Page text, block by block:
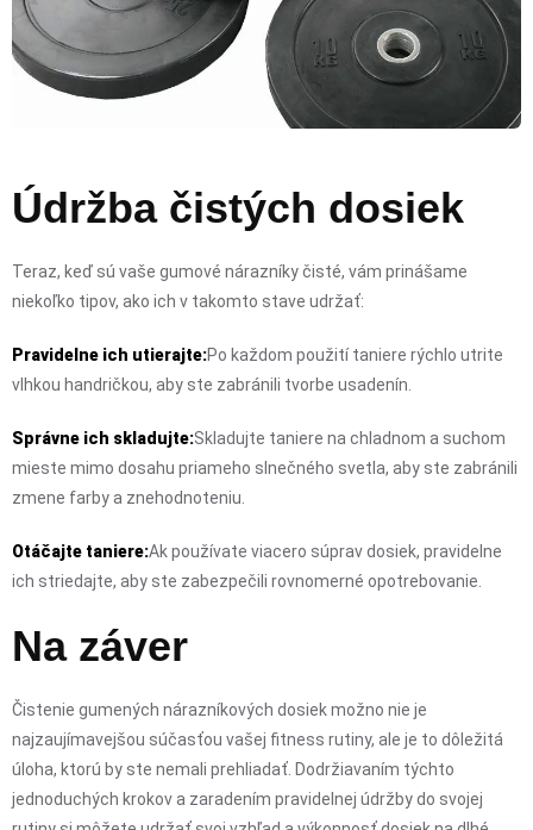
Údržba čistých dosiek
Teraz, keď sú vaše gumové nárazníky čisté, vám prinášame
niekoľko tipov, ako ich v takomto stave udržať:
Pravidelne ich utierajte:Po každom použití taniere rýchlo utrite
vlhkou handričkou, aby ste zabránili tvorbe usadenín.
Správne ich skladujte:Skladujte taniere na chladnom a suchom
mieste mimo dosahu priameho slnečného svetla, aby ste zabránili
zmene farby a znehodnoteniu.
Otáčajte taniere:Ak používate viacero súprav dosiek, pravidelne
ich striedajte, aby ste zabezpečili rovnomerné opotrebovanie.
Na záver
Čistenie gumených nárazníkových dosiek možno nie je
najzaujímavejšou súčasťou vašej fitness rutiny, ale je to dôležitá
úloha, ktorú by ste nemali prehliadať. Dodržiavaním týchto
jednoduchých krokov a zaradením pravidelnej údržby do svojej